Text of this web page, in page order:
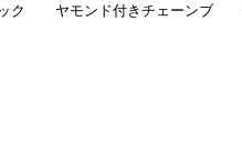
ク
ヤモンド付きチェーンブ